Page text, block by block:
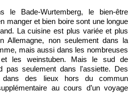
manger et bien boire sont une longue
La cuisine est plus variée et plus
Allemagne, non seulement dans la
mais aussi dans les nombreuses
et les weinstuben. Mais le sud de
pas seulement dans l'assiette. Des
dans des lieux hors du commun
au cours d’un voyage